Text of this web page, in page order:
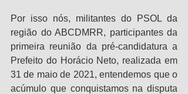
Por isso nós, militantes do PSOL da
região do ABCDMRR, participantes da
primeira reunião da pré-candidatura a
Prefeito do Horácio Neto, realizada em
31 de maio de 2021, entendemos que o
acúmulo que conquistamos na disputa